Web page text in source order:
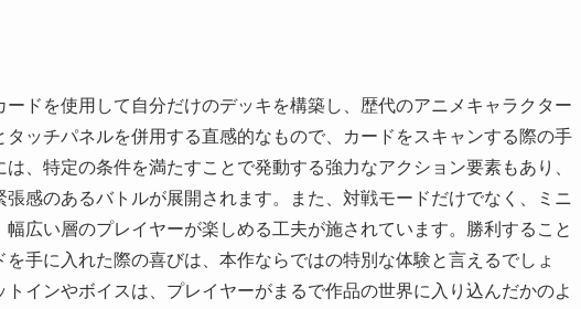
ドを使用して自分だけのデッキを構築し、歴代のアニメキャラクター
ッチパネルを併用する直感的なもので、カードをスキャンする際の手
、特定の条件を満たすことで発動する強力なアクション要素もあり、
感のあるバトルが展開されます。また、対戦モードだけでなく、ミニ
広い層のプレイヤーが楽しめる工夫が施されています。勝利すること
手に入れた際の喜びは、本作ならではの特別な体験と言えるでしょ
インやボイスは、プレイヤーがまるで作品の世界に入り込んだかのよ